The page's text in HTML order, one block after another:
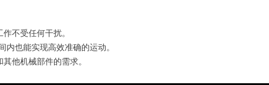
不受任何干扰。
内也能实现高效准确的运动。
他机械部件的需求。